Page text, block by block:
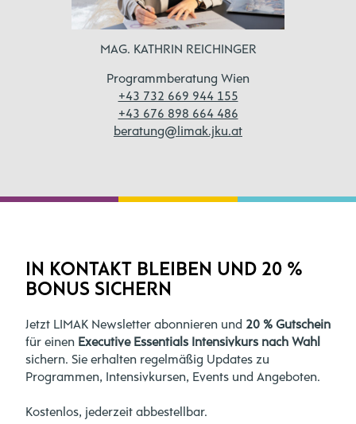
MAG. KATHRIN REICHINGER
Programmberatung Wien
+43 732 669 944 155
+43 676 898 664 486
beratung@limak.jku.at
IN KONTAKT BLEIBEN UND 20 %
BONUS SICHERN
Jetzt LIMAK Newsletter abonnieren und 20 % Gutschein
für einen Executive Essentials Intensivkurs nach Wahl
sichern. Sie erhalten regelmäßig Updates zu
Programmen, Intensivkursen, Events und Angeboten.
Kostenlos, jederzeit abbestellbar.